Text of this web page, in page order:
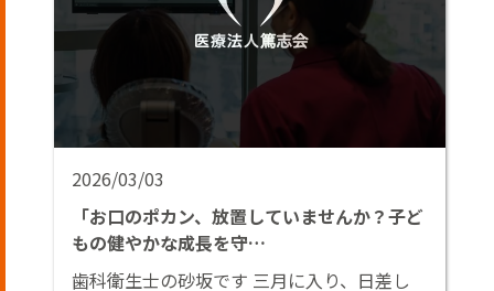
2026/03/03
「お口のポカン、放置していませんか？子ど
もの健やかな成長を守…
歯科衛生士の砂坂です 三月に入り、日差し